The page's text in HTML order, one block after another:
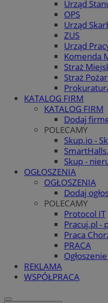
Urząd
OPS
Urząd
ZUS
Urząd
Komenda
Straż
Straż
KATALOG FIRM
KATALOG FIRM
Dodaj
POLECAMY
Skup.io -
Skup -
OGŁOSZENIA
OGŁOSZENIA
Dodaj
POLECAMY
Protocol IT
Pracuj.pl -
Praca
PRACA
REKLAMA
WSPÓŁPRACA